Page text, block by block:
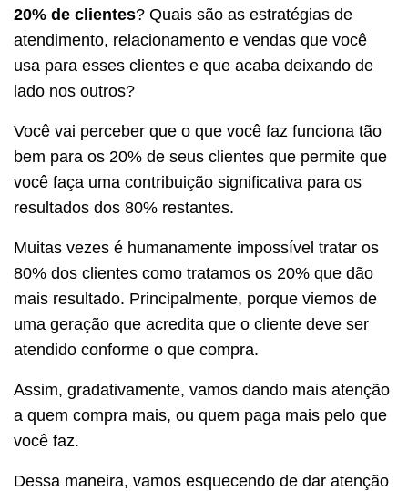
20% de clientes? Quais são as estratégias de
atendimento, relacionamento e vendas que você
usa para esses clientes e que acaba deixando de
lado nos outros?
Você vai perceber que o que você faz funciona tão
bem para os 20% de seus clientes que permite que
você faça uma contribuição significativa para os
resultados dos 80% restantes.
Muitas vezes é humanamente impossível tratar os
80% dos clientes como tratamos os 20% que dão
mais resultado. Principalmente, porque viemos de
uma geração que acredita que o cliente deve ser
atendido conforme o que compra.
Assim, gradativamente, vamos dando mais atenção
a quem compra mais, ou quem paga mais pelo que
você faz.
Dessa maneira, vamos esquecendo de dar atenção